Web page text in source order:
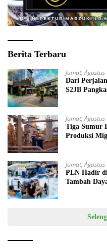
Berita Terbaru
Jumat,
Dari
S2JB
Jumat,
Tiga Sumur
Produksi
Jumat,
PLN Hadir
Tambah